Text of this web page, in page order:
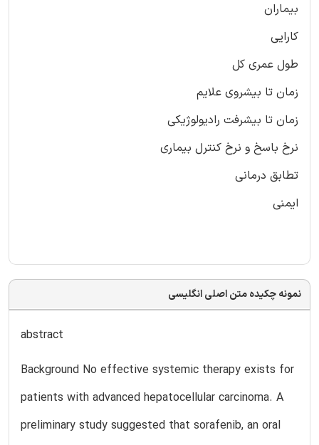
بیماران
کارایی
طول عمری کل
زمان تا بیشروی علایم
زمان تا بیشرفت رادیولوژیکی
نرخ باسخ و نرخ کنترل بیماری
تطابق درمانی
ایمنی
نمونه چکیده متن اصلی انگلیسی
abstract
Background No effective systemic therapy exists for
patients with advanced hepatocellular carcinoma. A
preliminary study suggested that sorafenib, an oral